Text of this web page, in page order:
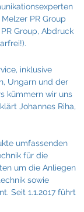
PR Group
Group, Abdruck
inklusive
Ungarn und der
kümmern wir uns
Johannes Riha,
umfassenden
für die
um die Anliegen
sowie
Seit 1.1.2017 führt